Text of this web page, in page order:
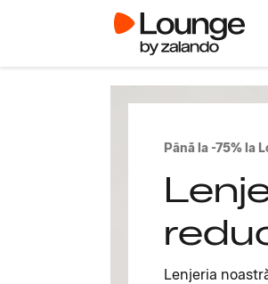
Până la -75% la
Lenjeria